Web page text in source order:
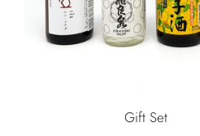
Gift Set